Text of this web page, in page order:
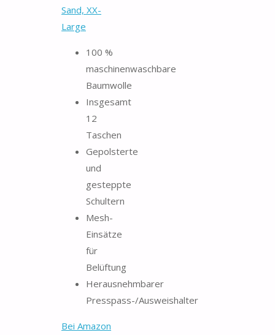
Sand, XX-
Large
100 %
maschinenwaschbare
Baumwolle
Insgesamt
12
Taschen
Gepolsterte
und
gesteppte
Schultern
Mesh-
Einsätze
für
Belüftung
Herausnehmbarer
Presspass-/Ausweishalter
Bei Amazon